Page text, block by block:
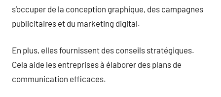
s’occuper de la conception graphique, des campagnes
publicitaires et du marketing digital.
En plus, elles fournissent des conseils stratégiques.
Cela aide les entreprises à élaborer des plans de
communication efficaces.